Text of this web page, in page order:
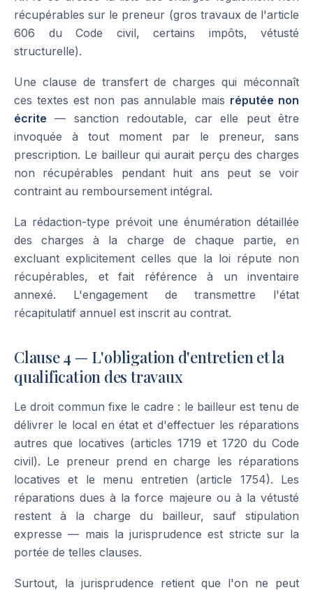
récupérables sur le preneur (gros travaux de l'article
606 du Code civil, certains impôts, vétusté
structurelle).
Une clause de transfert de charges qui méconnaît
ces textes est non pas annulable mais réputée non
écrite — sanction redoutable, car elle peut être
invoquée à tout moment par le preneur, sans
prescription. Le bailleur qui aurait perçu des charges
non récupérables pendant huit ans peut se voir
contraint au remboursement intégral.
La rédaction-type prévoit une énumération détaillée
des charges à la charge de chaque partie, en
excluant explicitement celles que la loi répute non
récupérables, et fait référence à un inventaire
annexé. L'engagement de transmettre l'état
récapitulatif annuel est inscrit au contrat.
Clause 4 — L'obligation d'entretien et la
qualification des travaux
Le droit commun fixe le cadre : le bailleur est tenu de
délivrer le local en état et d'effectuer les réparations
autres que locatives (articles 1719 et 1720 du Code
civil). Le preneur prend en charge les réparations
locatives et le menu entretien (article 1754). Les
réparations dues à la force majeure ou à la vétusté
restent à la charge du bailleur, sauf stipulation
expresse — mais la jurisprudence est stricte sur la
portée de telles clauses.
Surtout, la jurisprudence retient que l'on ne peut